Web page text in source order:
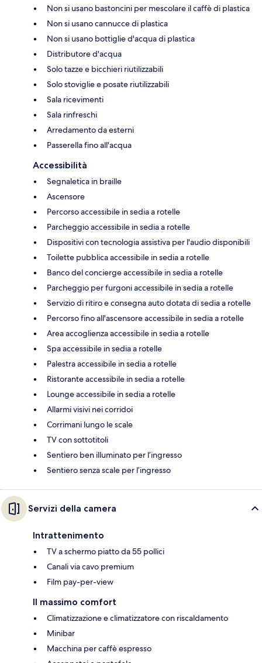
Non si usano bastoncini per mescolare il caffè di plastica
Non si usano cannucce di plastica
Non si usano bottiglie d'acqua di plastica
Distributore d'acqua
Solo tazze e bicchieri riutilizzabili
Solo stoviglie e posate riutilizzabili
Sala ricevimenti
Sala rinfreschi
Arredamento da esterni
Passerella fino all'acqua
Accessibilità
Segnaletica in braille
Ascensore
Percorso accessibile in sedia a rotelle
Parcheggio accessibile in sedia a rotelle
Dispositivi con tecnologia assistiva per l'audio disponibili
Toilette pubblica accessibile in sedia a rotelle
Banco del concierge accessibile in sedia a rotelle
Parcheggio per furgoni accessibile in sedia a rotelle
Servizio di ritiro e consegna auto dotata di sedia a rotelle
Percorso fino all'ascensore accessibile in sedia a rotelle
Area accoglienza accessibile in sedia a rotelle
Spa accessibile in sedia a rotelle
Palestra accessibile in sedia a rotelle
Ristorante accessibile in sedia a rotelle
Lounge accessibile in sedia a rotelle
Allarmi visivi nei corridoi
Corrimani lungo le scale
TV con sottotitoli
Sentiero ben illuminato per l’ingresso
Sentiero senza scale per l’ingresso
Servizi della camera
Intrattenimento
TV a schermo piatto da 55 pollici
Canali via cavo premium
Film pay-per-view
Il massimo comfort
Climatizzazione e climatizzatore con riscaldamento
Minibar
Macchina per caffè espresso